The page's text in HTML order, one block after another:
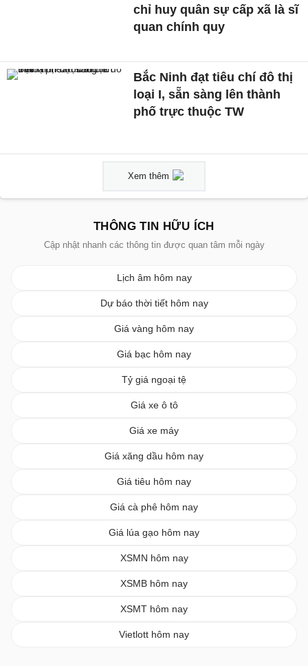
chỉ huy quân sự cấp xã là sĩ
quan chính quy
Bắc Ninh đạt tiêu chí đô thị
loại I, sẵn sàng lên thành
phố trực thuộc TW
Xem thêm
THÔNG TIN HỮU ÍCH
Cập nhật nhanh các thông tin được quan tâm mỗi ngày
Lịch âm hôm nay
Dự báo thời tiết hôm nay
Giá vàng hôm nay
Giá bạc hôm nay
Tỷ giá ngoại tệ
Giá xe ô tô
Giá xe máy
Giá xăng dầu hôm nay
Giá tiêu hôm nay
Giá cà phê hôm nay
Giá lúa gạo hôm nay
XSMN hôm nay
XSMB hôm nay
XSMT hôm nay
Vietlott hôm nay